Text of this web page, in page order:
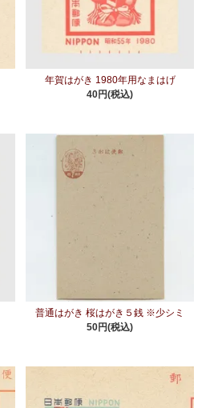
年賀はがき 1980年用なまはげ
40円(税込)
普通はがき 桜はがき５銭 ※少シミ
50円(税込)